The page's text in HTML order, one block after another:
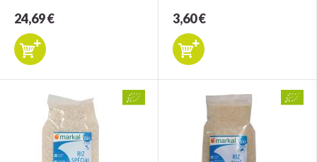
24,69 € 3,60 €